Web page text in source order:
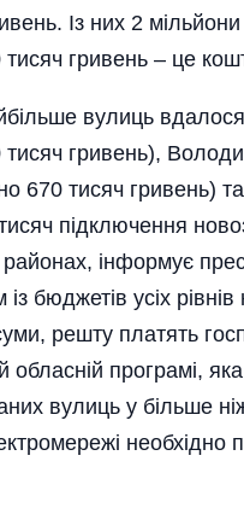
Із них 2
гривень – це
вулиць
тисяч гривень),
670 тисяч гривень)
підключення
районах, інформує
бюджетів усіх
решту платять
обласній програмі,
вулиць у більше
необхідно